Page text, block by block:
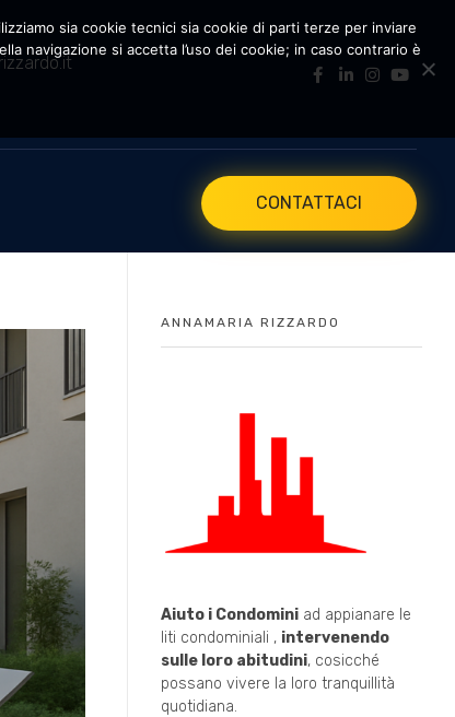
CONTATTACI
ANNAMARIA RIZZARDO
Aiuto i Condomini ad appianare le
liti condominiali , intervenendo
sulle loro abitudini, cosicché
possano vivere la loro tranquillità
quotidiana.
sia cookie tecnici sia cookie di parti terze per inviare
navigazione si accetta l’uso dei cookie; in caso contrario è